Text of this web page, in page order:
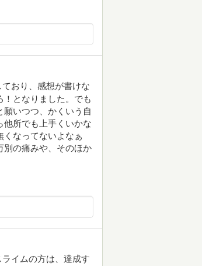
おり、感想が書けな
となりました。でも
いつつ、かくいう自
他所でも上手くいかな
なってないよなぁ
別の痛みや、そのほか
イムの方は、達成す